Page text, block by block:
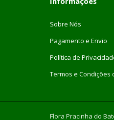
Sobre Nós
Pagamento e Envio
Política de
Termos e Condições
Flora Pracinha do